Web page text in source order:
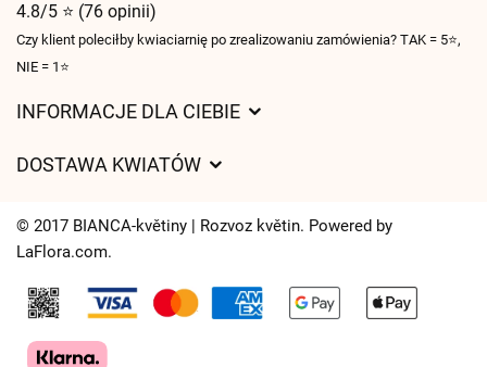
4.8/5 ⭐ (76 opinii)
Czy klient poleciłby kwiaciarnię po zrealizowaniu zamówienia? TAK = 5⭐,
NIE = 1⭐
INFORMACJE DLA CIEBIE
Czasy dostawy kwiatów – przegląd możliwości
DOSTAWA KWIATÓW
Gdzie dostarczamy kwiaty
Kontakt
© 2017 BIANCA-květiny | Rozvoz květin. Powered by
LaFlora.com.